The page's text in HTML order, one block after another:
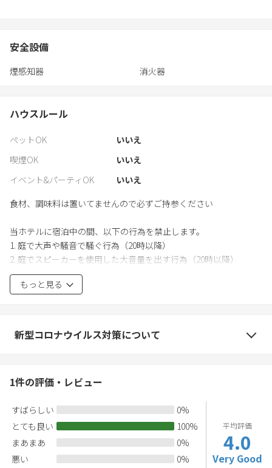
安全設備
煙感知器 消火器
ハウスルール
ペットOK
いいえ
喫煙OK
いいえ
イベント&パーティOK
いいえ
食材、調味料は置いてませんので必ずご持参ください
当ホテルに宿泊中の間、以下の行為を禁止します。
1. 庭で大声や騒音で騒ぐ行為（20時以降）
2. 庭でスピーカーを使用した大音量を出す行為（20時以降）
3. 庭で花火をする行為
4. 敷地外へのゴミの放置（タバコの吸い殻含む）
もっと見る
新型コロナウイルス対策について
1件の評価・レビュー
すばらしい 0%
とても良い
100%
まあまあ
0%
悪い
0%
平均評価
4.0
Very Good